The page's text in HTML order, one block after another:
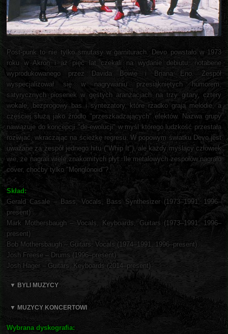
Post-punk to nie tylko smutasy w garniturach. Devo powstało w 1973
roku w Akron i aż pięć lat czekali na wydanie debiutu, notabene
wyprodukowanego przez Davida Bowie i Briana Eno. Zespół
wyspecjalizował się w nagrywaniu przesiąkniętych humorem,
satyrycznych piosenek w gęstych aranżacjach na trzy gitary, cztery
wokale, bezprogowy bas i syntezatory, które rzadko grają melodie, a
częściej służą jako źródło "przeszkadzających" efektów. Nazwa grupy
nawiązuje do koncepcji "de-ewolucji" w myśl którego ludzkość przestała
rozwijać, wkraczając na ścieżkę regresu. W popowym światku Devo jest
uważane za zespół jednego hitu ("Whip It"), ale każdy myślący człowiek
wie, że nagrali wiele znakomitych płyt. Ile metalowych zespołów nagrało
cover, choćby tylko "Monglonoid"?
Skład:
Gerald Casale – Bass, Vocals, Bass Synthesizer (1973–1991, 1996–
present)
Mark Mothersbaugh – Vocals, Keyboards, Guitars (1973–1991, 1996–
present)
Bob Mothersbaugh – Guitars, Vocals (1974–1991, 1996–present)
Josh Freese – Drums (1996–present)
Josh Hager – Guitars, Keyboards (2014–present)
▼ BYLI MUZYCY
▼ MUZYCY KONCERTOWI
Wybrana dyskografia: